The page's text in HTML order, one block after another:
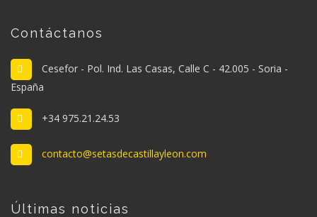
Contáctanos
Cesefor - Pol. Ind. Las Casas, Calle C - 42.005 - Soria -
España
+34 975.21.24.53
contacto@setasdecastillayleon.com
Últimas noticias